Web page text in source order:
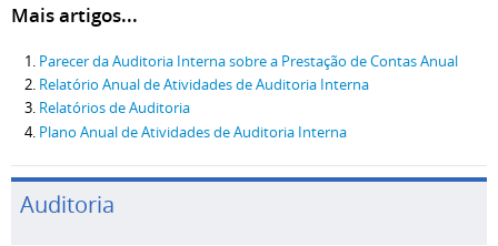
Mais artigos...
Parecer da Auditoria Interna sobre a Prestação de Contas Anual
Relatório Anual de Atividades de Auditoria Interna
Relatórios de Auditoria
Plano Anual de Atividades de Auditoria Interna
Auditoria